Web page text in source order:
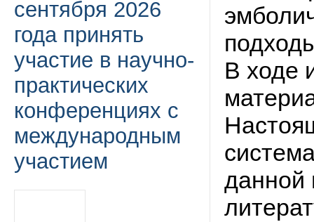
сентября 2026
года принять
участие в научно-
практических
конференциях с
международным
участием
В ходе
данной